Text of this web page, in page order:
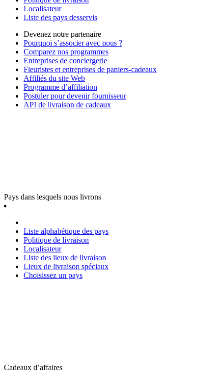
Localisateur
Liste des pays desservis
Devenez notre partenaire
Pourquoi s’associer avec nous ?
Comparez nos programmes
Entreprises de conciergerie
Fleuristes et entreprises de paniers-cadeaux
Affiliés du site Web
Programme d’affiliation
Postuler pour devenir fournisseur
API de livraison de cadeaux
Pays dans lesquels nous livrons
Liste alphabétique des pays
Politique de livraison
Localisateur
Liste des lieux de livraison
Lieux de livraison spéciaux
Choisissez un pays
Cadeaux d’affaires